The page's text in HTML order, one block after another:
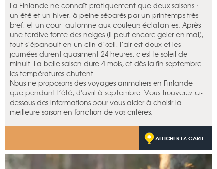
La Finlande ne connaît pratiquement que deux saisons :
un été et un hiver, à peine séparés par un printemps très
bref, et un court automne aux couleurs éclatantes. Après
une tardive fonte des neiges (il peut encore geler en mai),
tout s’épanouit en un clin d’œil, l’air est doux et les
journées durent quasiment 24 heures, c'est le soleil de
minuit. La belle saison dure 4 mois, et dès la fin septembre
les températures chutent.
Nous ne proposons des voyages animaliers en Finlande
que pendant l’été, d'avril à septembre. Vous trouverez ci-
dessous des informations pour vous aider à choisir la
meilleure saison en fonction de vos critères.
AFFICHER LA CARTE